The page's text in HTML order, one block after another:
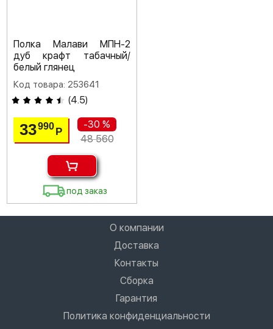
Полка Малави МПН-2
дуб крафт табачный/
белый глянец
Код товара: 253641
(4.5)
33990 Р
-30 %
48 560
под заказ
О компании
Доставка
Контакты
Сборка
Гарантия
Политика конфиденциальности